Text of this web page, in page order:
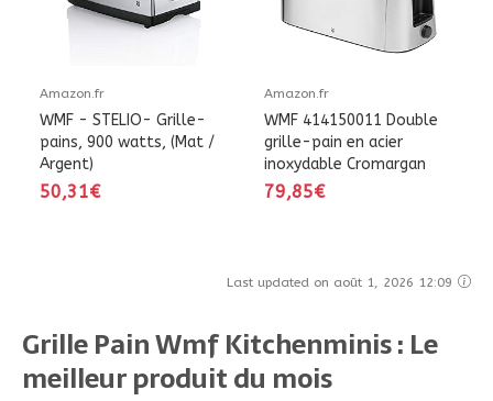
Amazon.fr
WMF - STELIO- Grille-
pains, 900 watts, (Mat /
Argent)
50,31€
Amazon.fr
WMF 414150011 Double
grille-pain en acier
inoxydable Cromargan
79,85€
Last updated on août 1, 2026 12:09
Grille Pain Wmf Kitchenminis : Le
meilleur produit du mois